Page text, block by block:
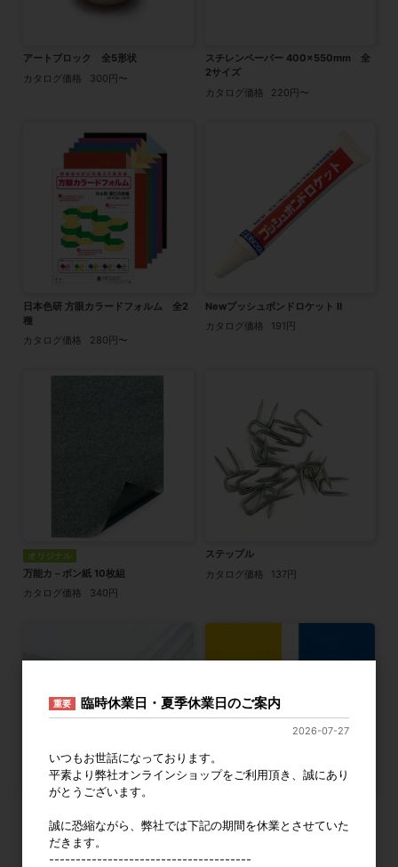
アートブロック 全5形状
カタログ価格
300円〜
スチレンペーパー 400×550mm 全
2サイズ
カタログ価格
220円〜
日本色研 方眼カラードフォルム 全2
種
カタログ価格
280円〜
Newプッシュボンドロケット Ⅱ
カタログ価格
191円
オリジナル
万能カ－ボン紙 10枚組
カタログ価格
340円
ステップル
カタログ価格
137円
カタログ価格
310円〜
カタログ価格
260円〜
重要 臨時休業日・夏季休業日のご案内
2026-07-27
いつもお世話になっております。
平素より弊社オンラインショップをご利用頂き、誠にあり
がとうございます。
誠に恐縮ながら、弊社では下記の期間を休業とさせていた
だきます。
--------------------------------------